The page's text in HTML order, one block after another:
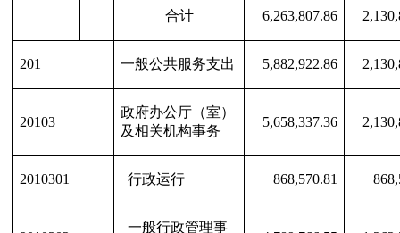
合计 6,263,807.86
201 一般公共服务支出 5,882,922.86
20103
政府办公厅（室）
及相关机构事务
5,658,337.36
2010301 行政运行 868,570.81
一般行政管理事